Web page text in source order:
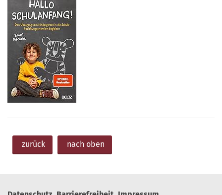
zurück nach oben